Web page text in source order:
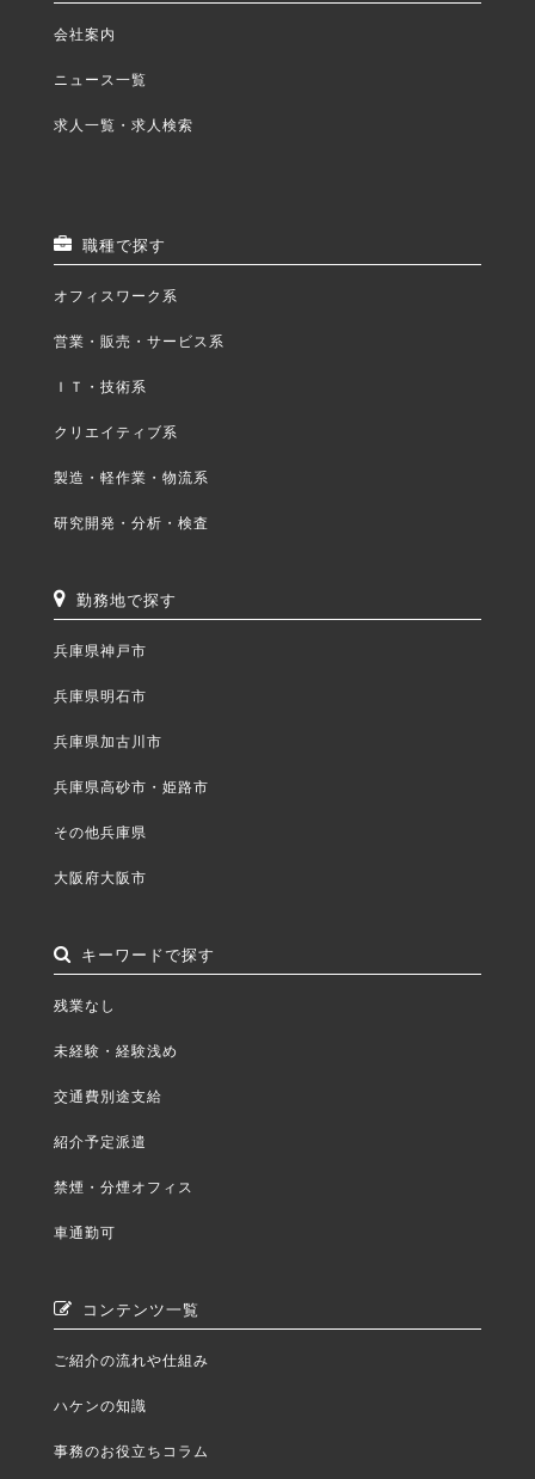
会社案内
ニュース一覧
求人一覧・求人検索
職種で探す
オフィスワーク系
営業・販売・サービス系
ＩＴ・技術系
クリエイティブ系
製造・軽作業・物流系
研究開発・分析・検査
勤務地で探す
兵庫県神戸市
兵庫県明石市
兵庫県加古川市
兵庫県高砂市・姫路市
その他兵庫県
大阪府大阪市
キーワードで探す
残業なし
未経験・経験浅め
交通費別途支給
紹介予定派遣
禁煙・分煙オフィス
車通勤可
コンテンツ一覧
ご紹介の流れや仕組み
ハケンの知識
事務のお役立ちコラム